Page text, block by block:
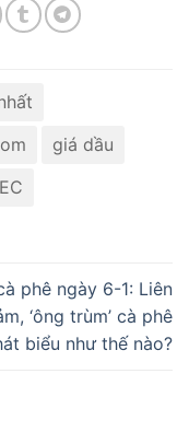
giá dầu
phê ngày 6-1: Liên
‘ông trùm’ cà phê
biểu như thế nào?